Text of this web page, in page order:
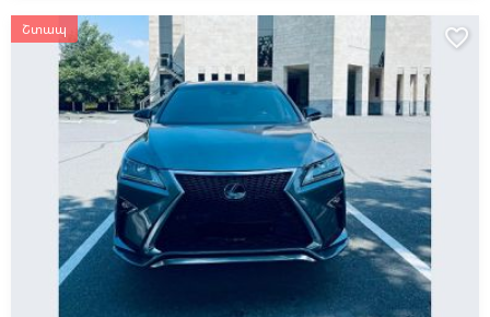
Շտապ favorite_border